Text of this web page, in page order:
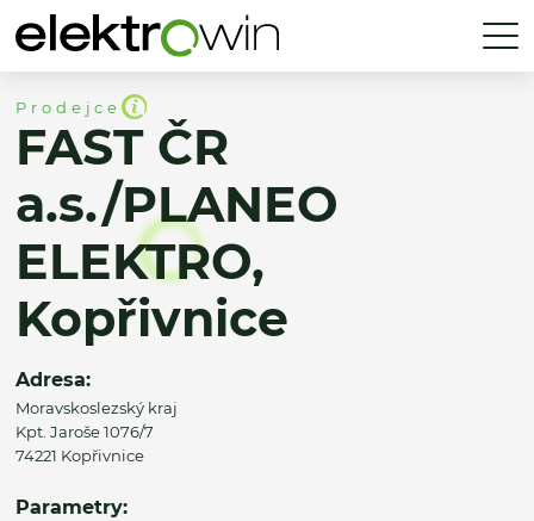
Prodejce
FAST ČR
a.s./PLANEO
ELEKTRO,
Kopřivnice
Adresa:
Moravskoslezský kraj
Kpt. Jaroše 1076/7
74221 Kopřivnice
Parametry: